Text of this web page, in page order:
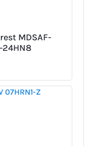
MDSAF-
24HN8